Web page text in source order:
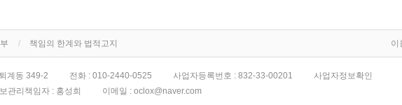
책임의 한계와 법적고지 이
계동 349-2 전화 : 010-2440-0525 사업자등록번호 : 832-33-00201
사업자정보확인
관리책임자 : 홍성희 이메일 : oclox@naver.com